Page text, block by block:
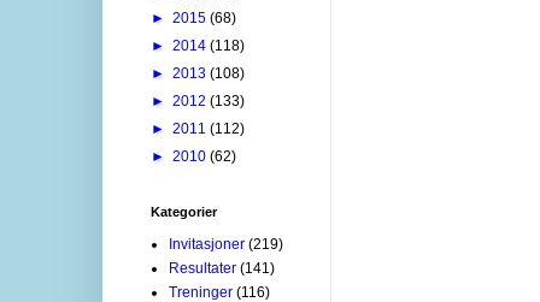
► 2015 (68)
► 2014 (118)
► 2013 (108)
► 2012 (133)
► 2011 (112)
► 2010 (62)
Kategorier
Invitasjoner (219)
Resultater (141)
Treninger (116)